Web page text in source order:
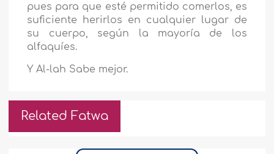
pues para que esté permitido comerlos, es
suficiente herirlos en cualquier lugar de
su cuerpo, según la mayoría de los
alfaquíes.
Y Al-lah Sabe mejor.
Related Fatwa